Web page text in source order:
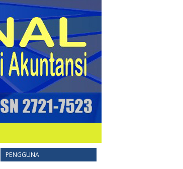
PENGGUNA